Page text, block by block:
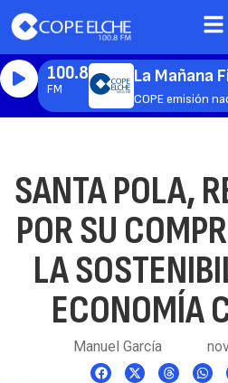
100.8
FM
La Mañana
COPE emisión
SANTA POLA,
POR SU
LA
ECONOMÍA
Manuel García